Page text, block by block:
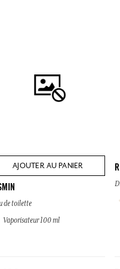
AJOUTER AU PANIER
de toilette
Vaporisateur 100 ml